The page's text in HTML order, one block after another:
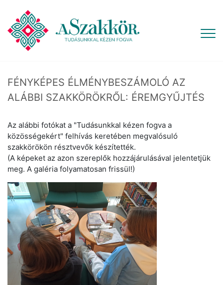
FÉNYKÉPES ÉLMÉNYBESZÁMOLÓ AZ
ALÁBBI SZAKKÖRÖKRŐL: ÉREMGYŰJTÉS
Az alábbi fotókat a "Tudásunkkal kézen fogva a
közösségekért" felhívás keretében megvalósuló
szakkörökön résztvevők készítették.
(A képeket az azon szereplők hozzájárulásával jelentetjük
meg. A galéria folyamatosan frissül!)